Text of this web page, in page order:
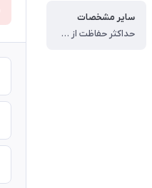
سایر مشخصات
حداکثر حفاظت از سطح و عمق پوست ، کاهش چروک های سطحی و علایم پیری ناشی از نور خورشید